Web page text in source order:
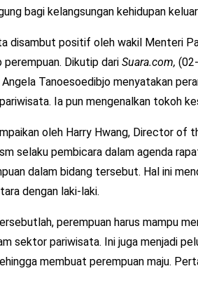
bagi kelangsungan kehidupan
disambut positif oleh wakil Menteri
Dikutip dari Suara.com,
Tanoesoedibjo menyatakan
Ia pun mengenalkan tokoh
oleh Harry Hwang, Director of
selaku pembicara dalam agenda
dalam bidang tersebut. Hal ini
dengan laki-laki.
perempuan harus mampu
sektor pariwisata. Ini juga menjadi
membuat perempuan maju.